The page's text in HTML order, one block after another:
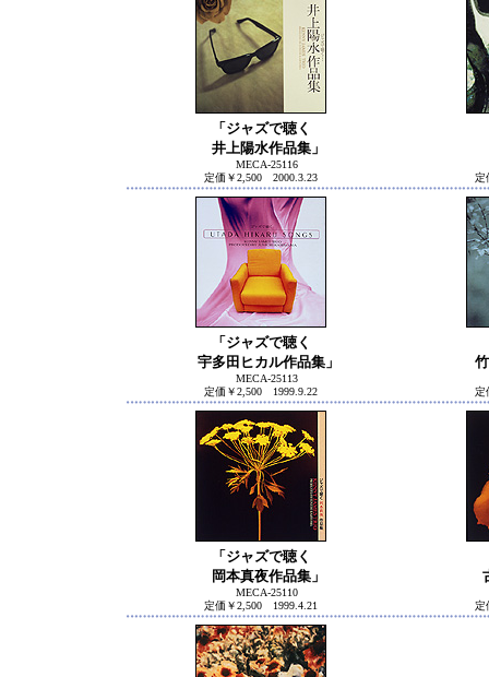
「ジャズで聴く
井上陽水作品集」
MECA-25116
定価￥2,500 2000.3.23
定
「ジャズで聴く
宇多田ヒカル作品集」
MECA-25113
定価￥2,500 1999.9.22
竹
定
「ジャズで聴く
岡本真夜作品集」
MECA-25110
定価￥2,500 1999.4.21
定